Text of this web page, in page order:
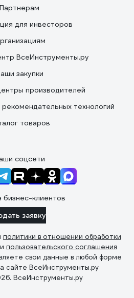
Партнерам
для инвесторов
ВсеИнструменты.ру
закупки
производителей
технологий
товаров
соцсети
бизнес-клиентов
заявку
политики в отношении обработки
и пользовательского соглашения
свои данные в любой форме
сайте ВсеИнструменты.ру
ВсеИнструменты.ру